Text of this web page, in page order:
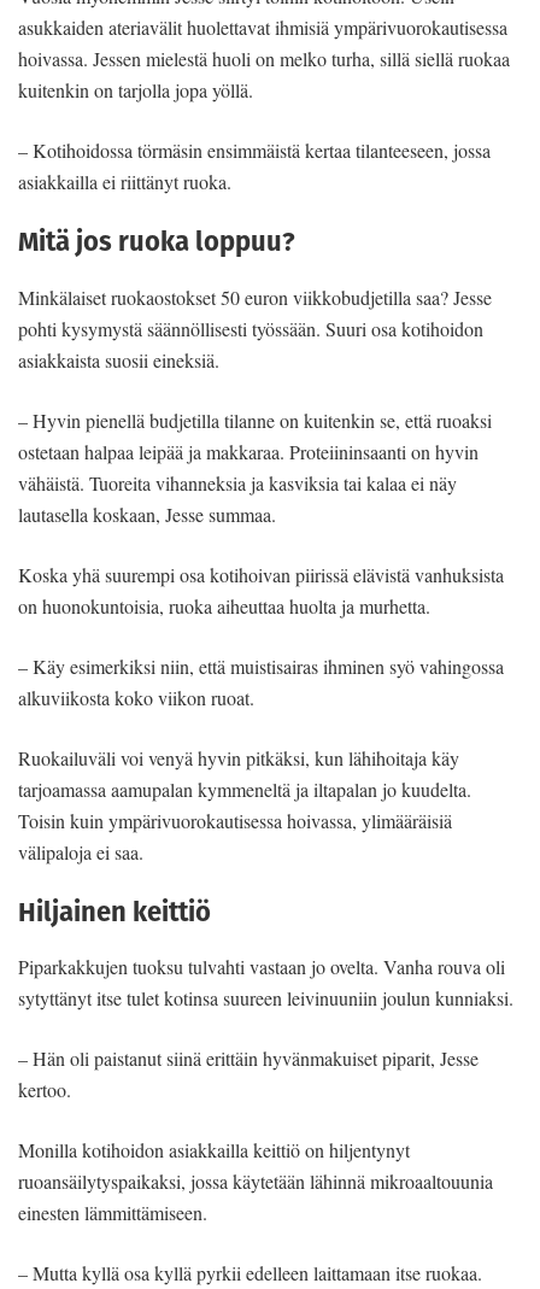
asukkaiden ateriavälit huolettavat ihmisiä ympärivuorokautisessa
hoivassa. Jessen mielestä huoli on melko turha, sillä siellä ruokaa
kuitenkin on tarjolla jopa yöllä.
– Kotihoidossa törmäsin ensimmäistä kertaa tilanteeseen, jossa
asiakkailla ei riittänyt ruoka.
Mitä jos ruoka loppuu?
Minkälaiset ruokaostokset 50 euron viikkobudjetilla saa? Jesse
pohti kysymystä säännöllisesti työssään. Suuri osa kotihoidon
asiakkaista suosii eineksiä.
– Hyvin pienellä budjetilla tilanne on kuitenkin se, että ruoaksi
ostetaan halpaa leipää ja makkaraa. Proteiininsaanti on hyvin
vähäistä. Tuoreita vihanneksia ja kasviksia tai kalaa ei näy
lautasella koskaan, Jesse summaa.
Koska yhä suurempi osa kotihoivan piirissä elävistä vanhuksista
on huonokuntoisia, ruoka aiheuttaa huolta ja murhetta.
– Käy esimerkiksi niin, että muistisairas ihminen syö vahingossa
alkuviikosta koko viikon ruoat.
Ruokailuväli voi venyä hyvin pitkäksi, kun lähihoitaja käy
tarjoamassa aamupalan kymmeneltä ja iltapalan jo kuudelta.
Toisin kuin ympärivuorokautisessa hoivassa, ylimääräisiä
välipaloja ei saa.
Hiljainen keittiö
Piparkakkujen tuoksu tulvahti vastaan jo ovelta. Vanha rouva oli
sytyttänyt itse tulet kotinsa suureen leivinuuniin joulun kunniaksi.
– Hän oli paistanut siinä erittäin hyvänmakuiset piparit, Jesse
kertoo.
Monilla kotihoidon asiakkailla keittiö on hiljentynyt
ruoansäilytyspaikaksi, jossa käytetään lähinnä mikroaaltouunia
einesten lämmittämiseen.
– Mutta kyllä osa kyllä pyrkii edelleen laittamaan itse ruokaa.